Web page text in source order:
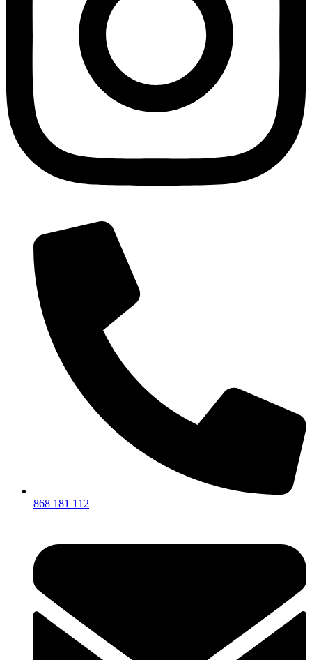
868 181 112